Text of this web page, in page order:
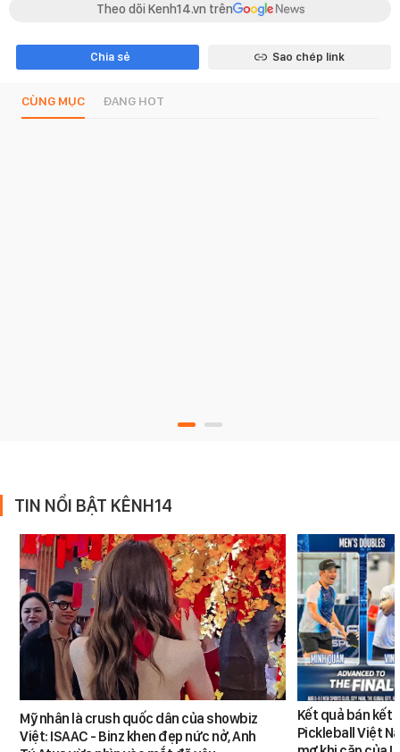
Theo dõi Kenh14.vn trên
Chia sẻ Sao chép link
CÙNG MỤC ĐANG HOT
TIN NỔI BẬT KÊNH14
Mỹ nhân là crush quốc dân của showbiz
Việt: ISAAC - Binz khen đẹp nức nở, Anh
Kết quả bán kết
Pickleball Việt